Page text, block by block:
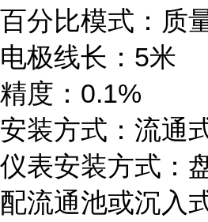
百分比模式：质
电极线长：5米
精度：0.1%
安装方式：流通
仪表安装方式：
配流通池或沉入